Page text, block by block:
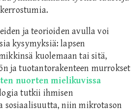
ja teorioiden avulla voi
kysymyksiä: lapsen
kuolemaan tai sitä,
ja tuotantorakenteen murrokset
nuorten mielikuvissa
tutkii ihmisen
sosiaalisuutta, niin mikrotason